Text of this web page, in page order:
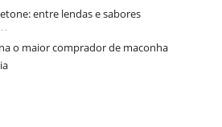
entre lendas e sabores
o maior comprador de maconha